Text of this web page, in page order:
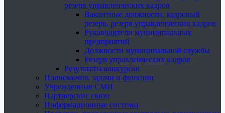
резерв управленческих кадров
Вакантные должности, кадровый
резерв, резерв управленческих кадров
Руководители муниципальных
предприятий
Должности муниципальной службы
Резерв управленческих кадров
Результаты конкурсов
Полномочия, задачи и функции
Учрежденные СМИ
Партнерские связи
Информационные системы